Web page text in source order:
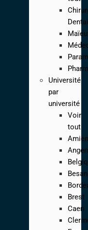
Université
par
université
Voir
tout
Brest
Caen